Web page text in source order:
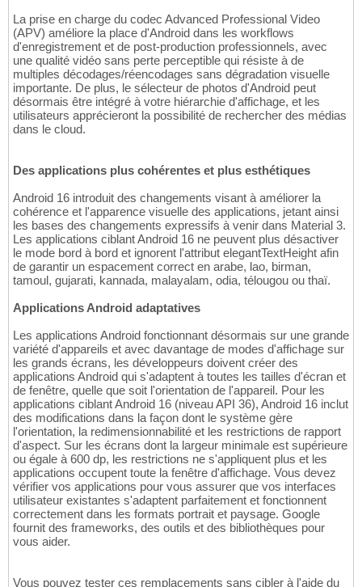
La prise en charge du codec Advanced Professional Video
(APV) améliore la place d'Android dans les workflows
d'enregistrement et de post-production professionnels, avec
une qualité vidéo sans perte perceptible qui résiste à de
multiples décodages/réencodages sans dégradation visuelle
importante. De plus, le sélecteur de photos d'Android peut
désormais être intégré à votre hiérarchie d'affichage, et les
utilisateurs apprécieront la possibilité de rechercher des médias
dans le cloud.
Des applications plus cohérentes et plus esthétiques
Android 16 introduit des changements visant à améliorer la
cohérence et l'apparence visuelle des applications, jetant ainsi
les bases des changements expressifs à venir dans Material 3.
Les applications ciblant Android 16 ne peuvent plus désactiver
le mode bord à bord et ignorent l'attribut elegantTextHeight afin
de garantir un espacement correct en arabe, lao, birman,
tamoul, gujarati, kannada, malayalam, odia, télougou ou thaï.
Applications Android adaptatives
Les applications Android fonctionnant désormais sur une grande
variété d'appareils et avec davantage de modes d'affichage sur
les grands écrans, les développeurs doivent créer des
applications Android qui s'adaptent à toutes les tailles d'écran et
de fenêtre, quelle que soit l'orientation de l'appareil. Pour les
applications ciblant Android 16 (niveau API 36), Android 16 inclut
des modifications dans la façon dont le système gère
l'orientation, la redimensionnabilité et les restrictions de rapport
d'aspect. Sur les écrans dont la largeur minimale est supérieure
ou égale à 600 dp, les restrictions ne s'appliquent plus et les
applications occupent toute la fenêtre d'affichage. Vous devez
vérifier vos applications pour vous assurer que vos interfaces
utilisateur existantes s'adaptent parfaitement et fonctionnent
correctement dans les formats portrait et paysage. Google
fournit des frameworks, des outils et des bibliothèques pour
vous aider.
Vous pouvez tester ces remplacements sans cibler à l'aide du